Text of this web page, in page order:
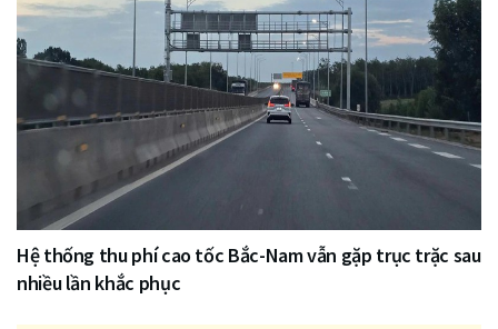
Hệ thống thu phí cao tốc Bắc-Nam vẫn gặp trục trặc sau
nhiều lần khắc phục